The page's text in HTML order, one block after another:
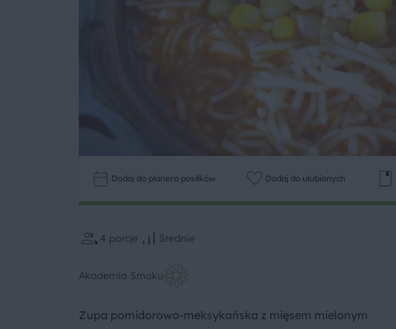
Dodaj do planera posiłków Dodaj do ulubionych
4 porcje Średnie
Akademia Smaku
Zupa pomidorowo-meksykańska z mięsem mielonym